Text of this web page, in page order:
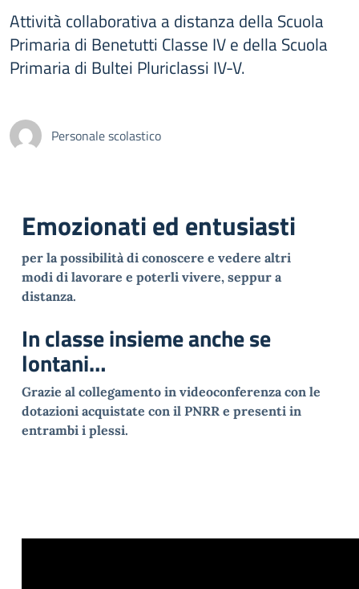
Attività collaborativa a distanza della Scuola
Primaria di Benetutti Classe IV e della Scuola
Primaria di Bultei Pluriclassi IV-V.
Personale scolastico
Emozionati ed entusiasti
per lapossibilitàdi conoscere e vedere altri
modi di lavorare e poterli vivere, seppur a
distanza.
In classe insieme anche se
lontani…
Grazie al collegamento in videoconferenzacon le
dotazioni acquistate con il PNRR e presenti in
entrambi i plessi.